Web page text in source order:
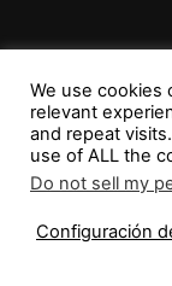
Editorial
Contacto
RevistaVAD
Aviso Legal
We use cookies
relevant
and repeat
use of ALL the
Do not sell my
Configuración